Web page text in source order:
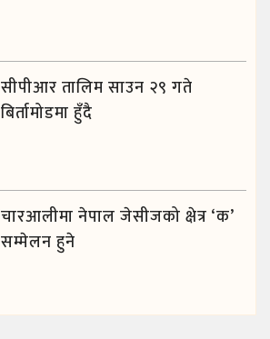
सीपीआर तालिम साउन २९ गते
बिर्तामोडमा हुँदै
चारआलीमा नेपाल जेसीजको क्षेत्र ‘क’
सम्मेलन हुने